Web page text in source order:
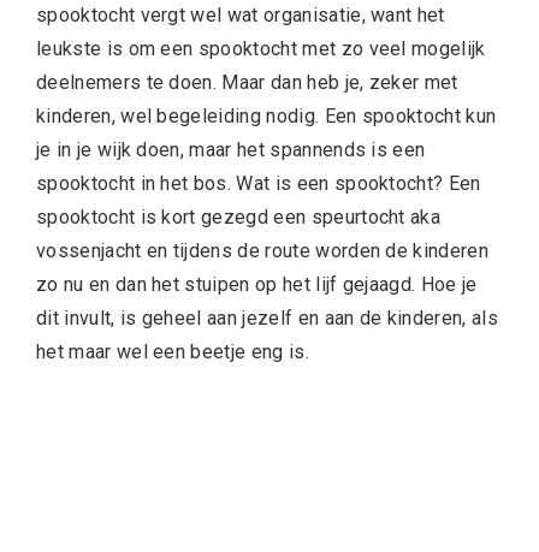
spooktocht vergt wel wat organisatie, want het
leukste is om een spooktocht met zo veel mogelijk
deelnemers te doen. Maar dan heb je, zeker met
kinderen, wel begeleiding nodig. Een spooktocht kun
je in je wijk doen, maar het spannends is een
spooktocht in het bos. Wat is een spooktocht? Een
spooktocht is kort gezegd een speurtocht aka
vossenjacht en tijdens de route worden de kinderen
zo nu en dan het stuipen op het lijf gejaagd. Hoe je
dit invult, is geheel aan jezelf en aan de kinderen, als
het maar wel een beetje eng is.